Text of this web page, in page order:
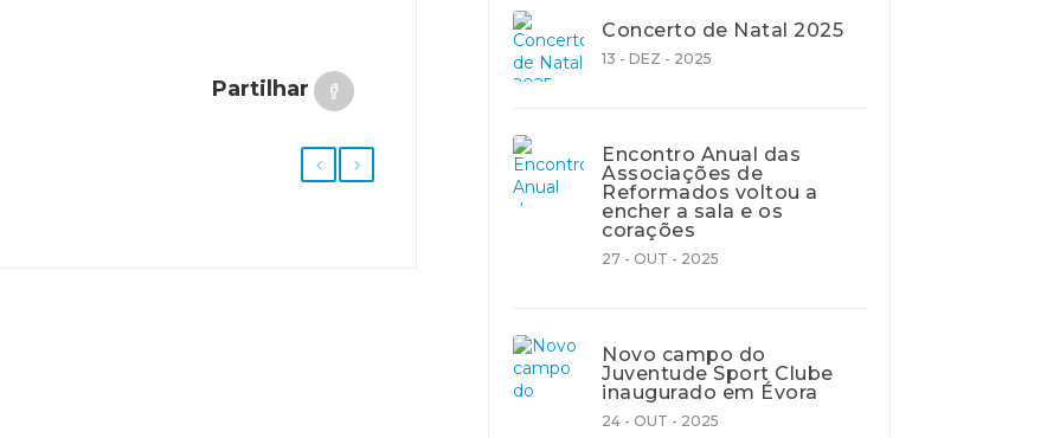
Partilhar
Concerto de Natal 2025
13 - DEZ - 2025
Encontro Anual das
Associações de
Reformados voltou a
encher a sala e os
corações
27 - OUT - 2025
Novo campo do
Juventude Sport Clube
inaugurado em Évora
24 - OUT - 2025